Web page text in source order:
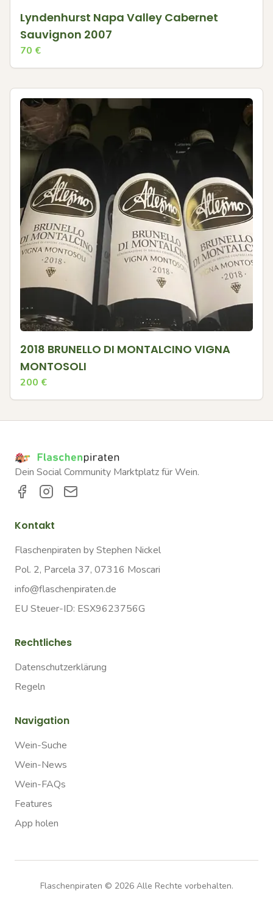
Lyndenhurst Napa Valley Cabernet
Sauvignon 2007
70 €
2018 BRUNELLO DI MONTALCINO VIGNA
MONTOSOLI
200 €
Dein Social Community Marktplatz für Wein.
Kontakt
Flaschenpiraten by Stephen Nickel
Pol. 2, Parcela 37, 07316 Moscari
info@flaschenpiraten.de
EU Steuer-ID: ESX9623756G
Rechtliches
Datenschutzerklärung
Regeln
Navigation
Wein-Suche
Wein-News
Wein-FAQs
Features
App holen
Flaschenpiraten © 2026Alle Rechte vorbehalten.